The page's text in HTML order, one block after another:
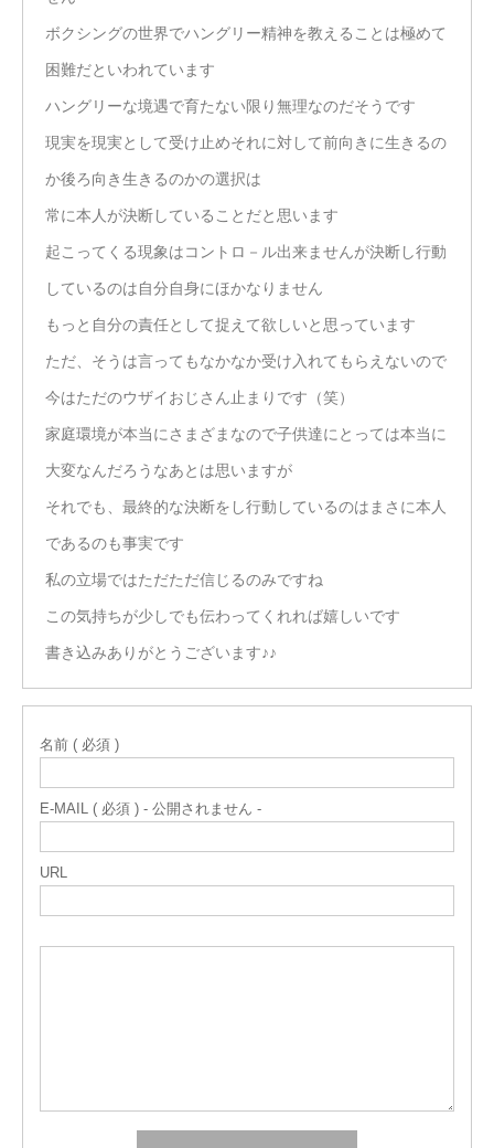
ボクシングの世界でハングリー精神を教えることは極めて
困難だといわれています
ハングリーな境遇で育たない限り無理なのだそうです
現実を現実として受け止めそれに対して前向きに生きるの
か後ろ向き生きるのかの選択は
常に本人が決断していることだと思います
起こってくる現象はコントロ－ル出来ませんが決断し行動
しているのは自分自身にほかなりません
もっと自分の責任として捉えて欲しいと思っています
ただ、そうは言ってもなかなか受け入れてもらえないので
今はただのウザイおじさん止まりです（笑）
家庭環境が本当にさまざまなので子供達にとっては本当に
大変なんだろうなあとは思いますが
それでも、最終的な決断をし行動しているのはまさに本人
であるのも事実です
私の立場ではただただ信じるのみですね
この気持ちが少しでも伝わってくれれば嬉しいです
書き込みありがとうございます♪♪
名前 ( 必須 )
E-MAIL ( 必須 ) - 公開されません -
URL